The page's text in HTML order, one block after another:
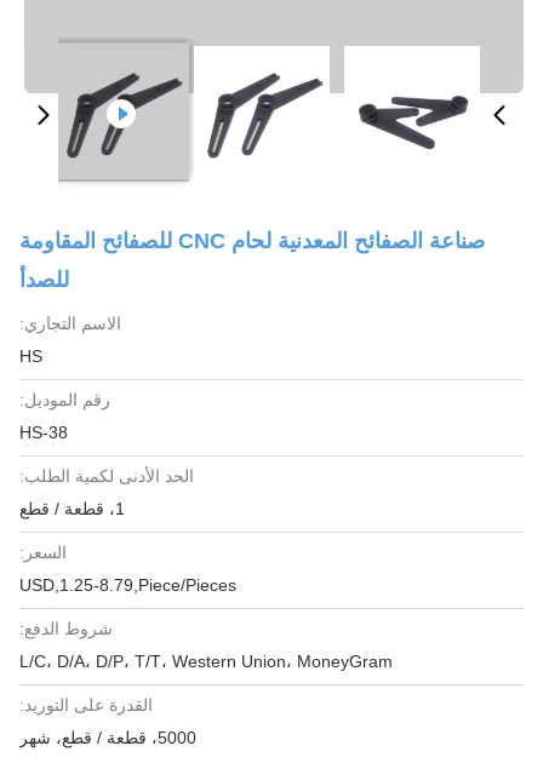
صناعة الصفائح المعدنية لحام CNC للصفائح المقاومة
للصدأ
الاسم التجاري:
HS
رقم الموديل:
HS-38
الحد الأدنى لكمية الطلب:
السعر:
USD,1.25-8.79,Piece/Pieces
شروط الدفع:
L/C، D/A، D/P، T/T، Western Union، MoneyGram
القدرة على التوريد:
5000، قطعة / قطع، شهر